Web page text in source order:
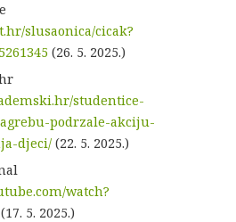
slusaonica/cicak?
(26. 5. 2025.)
studentice-
podrzale-akciju-
djeci/(22. 5. 2025.)
watch?
5. 2025.)